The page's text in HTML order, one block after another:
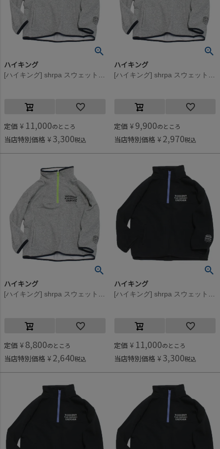
ハイキング
[ハイキング] shrpa スウェット グレー
定価 ¥ 11,000のところ
当店特別価格 ¥ 3,300税込
ハイキング
[ハイキング] shrpa スウェット グレー
定価 ¥ 9,900のところ
当店特別価格 ¥ 2,970税込
ハイキング
[ハイキング] shrpa スウェット グレー
定価 ¥ 8,800のところ
当店特別価格 ¥ 2,640税込
ハイキング
[ハイキング] shrpa スウェット ブラック
定価 ¥ 11,000のところ
当店特別価格 ¥ 3,300税込